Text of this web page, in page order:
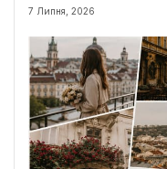
7 Липня, 2026